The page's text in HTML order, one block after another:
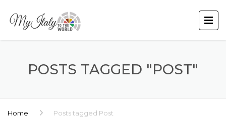
POSTS TAGGED "POST"
Home Posts tagged Post